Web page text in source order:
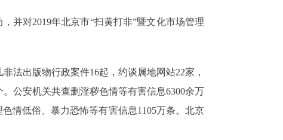
并对2019年北京市“扫黄打非”暨文化市场管理
法出版物行政案件16起，约谈属地网站22家，
公安机关共查删淫秽色情等有害信息6300余万
情低俗、暴力恐怖等有害信息1105万条。北京